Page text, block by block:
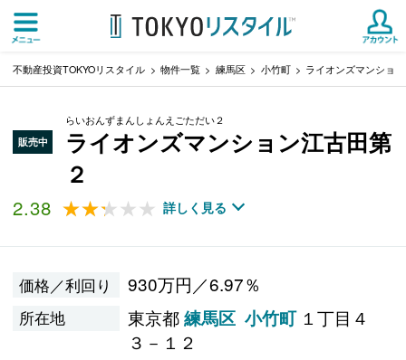
不動産投資TOKYOリスタイル 物件一覧 練馬区 小竹町 ライオンズマンショ
販売中
らいおんずまんしょんえごただい２
ライオンズマンション江古田第
２
2.38 ★★★★★
★★★★★ 詳しく見る
価格／利回り 930万円／6.97％
所在地 東京都練馬区 小竹町 １丁目４
３－１２